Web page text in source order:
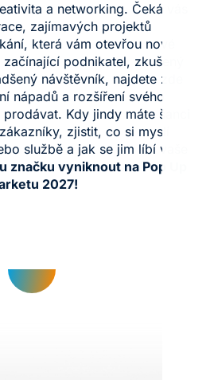
a networking. Čeká vás
zajímavých projektů
která vám otevřou nové
podnikatel, zkušený
návštěvník, najdete zde
nápadů a rozšíření svého
Kdy jindy máte šanci
zjistit, co si myslí
službě a jak se jim líbí vaše
značku vyniknout na Pop Up
2027!